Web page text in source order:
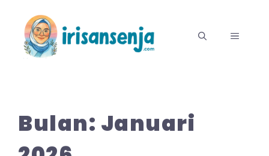
MENU
Bulan: Januari